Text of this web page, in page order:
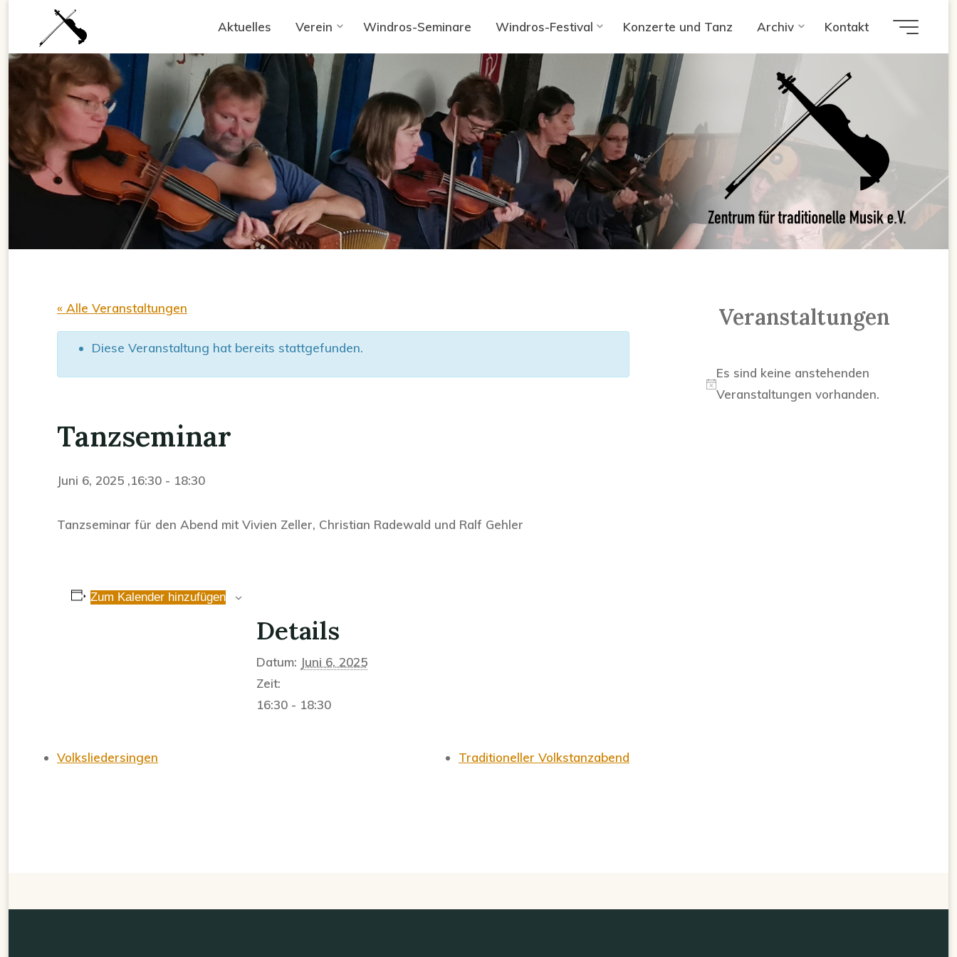
springen
Aktuelles Verein Windros-Seminare Windros-Festival Konzerte und Tanz Archiv Kontakt
« Alle Veranstaltungen
Diese Veranstaltung hat bereits stattgefunden.
Tanzseminar
Juni 6, 2025 ,16:30 - 18:30
Tanzseminar für den Abend mit Vivien Zeller, Christian Radewald und Ralf Gehler
Zum Kalender hinzufügen
Details
Datum: Juni 6, 2025
Zeit:
16:30 - 18:30
Volksliedersingen Traditioneller Volkstanzabend
Veranstaltungen
Hinweis
Es sind keine anstehenden
Veranstaltungen vorhanden.